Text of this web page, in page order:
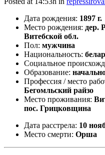
Дата рождения: 1897 г.
Место рождения: дер.
Витебской обл.
Пол: мужчина
Национальность:
Социальное
Образование:
Профессия / место
Бегомльский райзо
Место проживания:
пос. Грицковщина
Дата расстрела: 10
Место смерти: Орша